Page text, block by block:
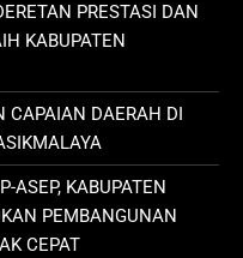
PRESTASI DAN
KABUPATEN
CAPAIAN DAERAH DI
ASEP, KABUPATEN
PEMBANGUNAN
CEPAT